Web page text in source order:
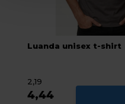
Luanda unisex t-shirt
2,19
4,44